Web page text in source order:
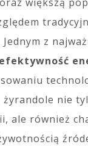
Jednym z
efektywność
żyrandole nie
ale również